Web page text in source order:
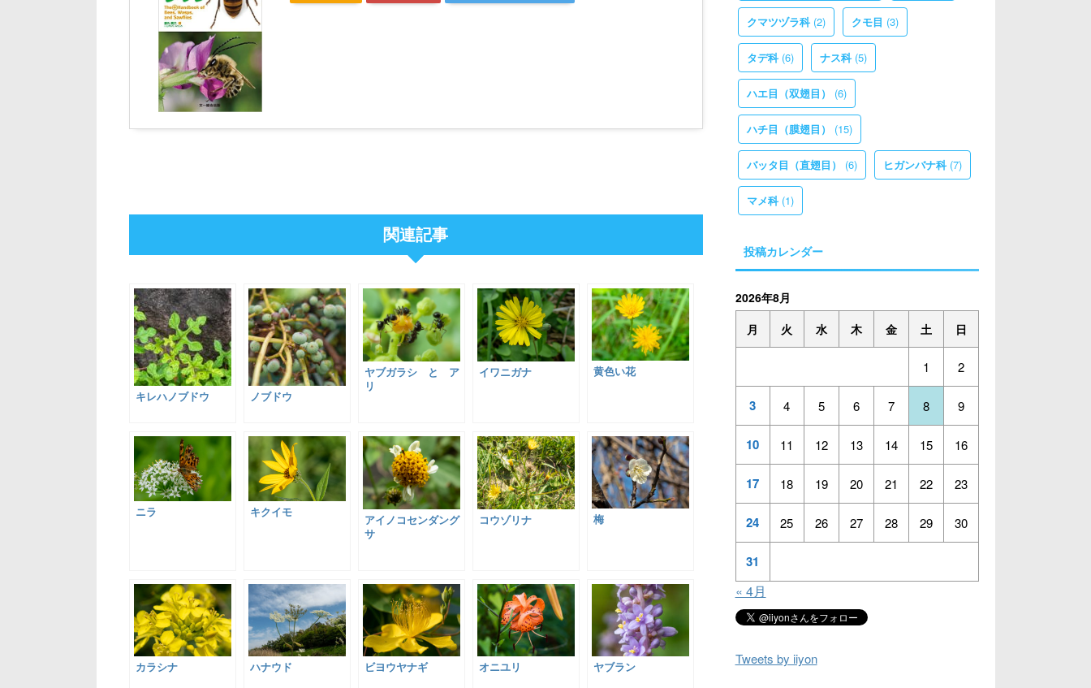
関連記事
キレハノブドウ ノブドウ
ヤブガラシ と ア
リ
イワニガナ 黄色い花
ニラ キクイモ
アイノコセンダング
サ
コウゾリナ 梅
カラシナ ハナウド ビヨウヤナギ オニユリ ヤブラン
クマツヅラ科(2) クモ目 (3)
タデ科(6) ナス科(5)
ハエ目（双翅目） (6)
ハチ目（膜翅目） (15)
バッタ目（直翅目） (6) ヒガンバナ科(7)
マメ科(1)
投稿カレンダー
2026年8月
月
火 水 木 金 土 日
1 2
3 4 5 6 7 8 9
10 11 12 13 14 15 16
17 18 19 20 21 22 23
24 25 26 27 28 29 30
31
« 4月
Tweets by iiyon